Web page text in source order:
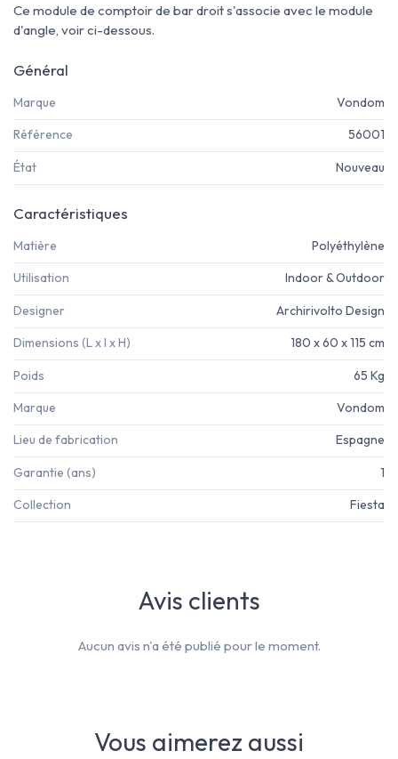
Ce module de comptoir de bar droit s'associe avec le module
d'angle, voir ci-dessous.
Général
Marque Vondom
Référence 56001
État Nouveau
Caractéristiques
Matière Polyéthylène
Utilisation Indoor & Outdoor
Designer Archirivolto Design
Dimensions (L x l x H) 180 x 60 x 115 cm
Poids 65 Kg
Marque Vondom
Lieu de fabrication Espagne
Garantie (ans) 1
Collection Fiesta
Vous aimerez aussi
Avis clients
Aucun avis n'a été publié pour le moment.